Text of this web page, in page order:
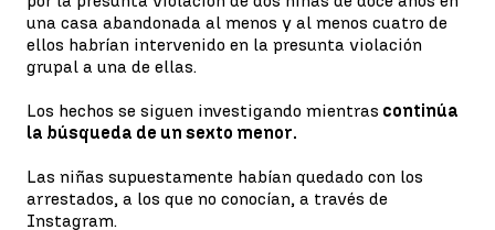
una casa abandonada al menos y al menos cuatro de
ellos habrían intervenido en la presunta violación
grupal a una de ellas.
Los hechos se siguen investigando mientras continúa
la búsqueda de un sexto menor.
Las niñas supuestamente habían quedado con los
arrestados, a los que no conocían, a través de
Instagram.